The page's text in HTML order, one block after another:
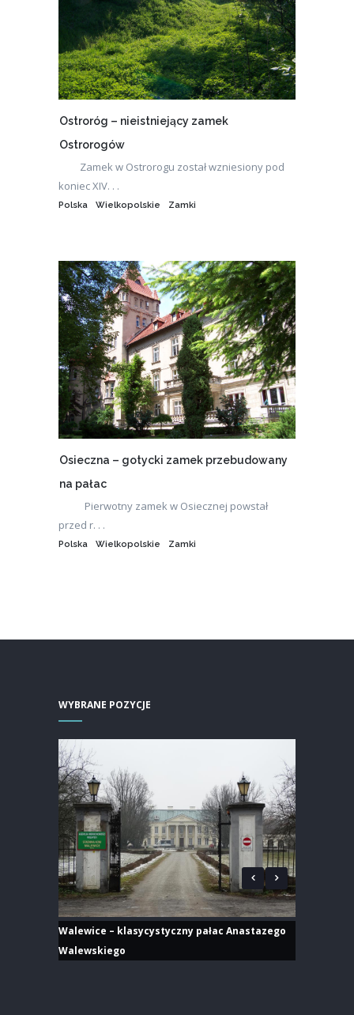
Ostroróg – nieistniejący zamek
Ostrorogów
Zamek w Ostrorogu został wzniesiony pod
koniec XIV. . .
Polska Wielkopolskie Zamki
Osieczna – gotycki zamek przebudowany
na pałac
Pierwotny zamek w Osiecznej powstał
przed r. . .
Polska Wielkopolskie Zamki
WYBRANE POZYCJE
Walewice – klasycystyczny pałac Anastazego
Walewskiego